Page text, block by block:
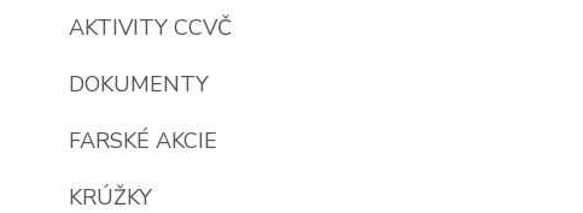
AKTIVITY CCVČ
DOKUMENTY
FARSKÉ AKCIE
KRÚŽKY